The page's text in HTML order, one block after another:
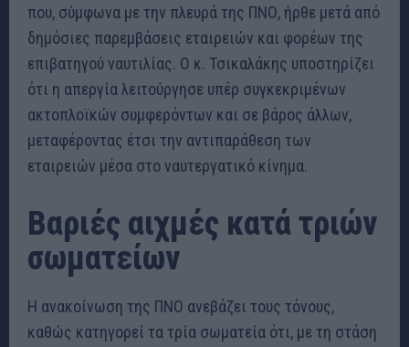
που, σύμφωνα με την πλευρά της ΠΝΟ, ήρθε μετά από
δημόσιες παρεμβάσεις εταιρειών και φορέων της
επιβατηγού ναυτιλίας. Ο κ. Τσικαλάκης υποστηρίζει
ότι η απεργία λειτούργησε υπέρ συγκεκριμένων
ακτοπλοϊκών συμφερόντων και σε βάρος άλλων,
μεταφέροντας έτσι την αντιπαράθεση των
εταιρειών μέσα στο ναυτεργατικό κίνημα.
Βαριές αιχμές κατά τριών
σωματείων
Η ανακοίνωση της ΠΝΟ ανεβάζει τους τόνους,
καθώς κατηγορεί τα τρία σωματεία ότι, με τη στάση